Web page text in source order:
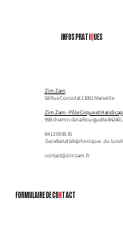
INFOS PRATIQUES
Zim Zam
58 Rue Consolat 13001 Marseille
Zim Zam - Pôle Cirque et Handicap
998 chemin de la Bourguette 84240
04 13 59 06 35
Secrétariat téléphonique: du lundi
contact@zimzam.fr
FORMULAIRE DE CONTACT